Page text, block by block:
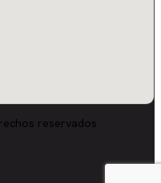
reservados